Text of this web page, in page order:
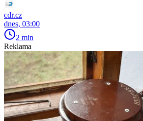
cdr.cz
dnes, 03:00
2 min
Reklama